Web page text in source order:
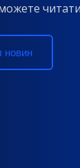
читати
новин